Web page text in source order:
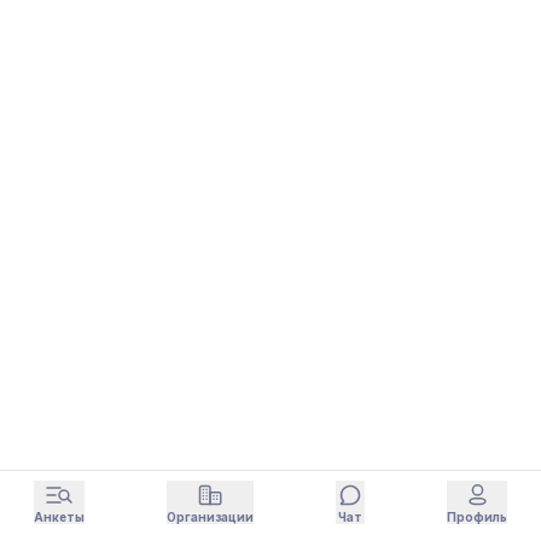
Анкеты Организации Чат Профиль